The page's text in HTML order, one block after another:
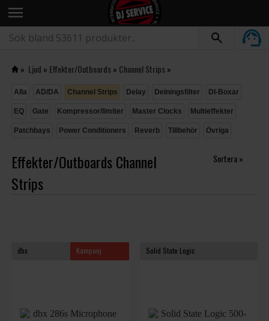
menu
» Ljud » Effekter/Outboards » Channel Strips »
Alla AD/DA Channel Strips Delay Delningsfilter DI-Boxar
EQ Gate Kompressor/limiter Master Clocks Multieffekter
Patchbays Power Conditioners Reverb Tillbehör Övriga
Effekter/Outboards Channel
Strips
Sortera »
dbx Kampanj Solid State Logic